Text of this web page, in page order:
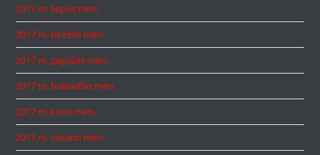
2017 m. liepos mėn.
2017 m. birželio mėn.
2017 m. gegužės mėn.
2017 m. balandžio mėn.
2017 m. kovo mėn.
2017 m. vasario mėn.